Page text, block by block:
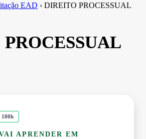
EAD › DIREITO PROCESSUAL
180h
APRENDER EM